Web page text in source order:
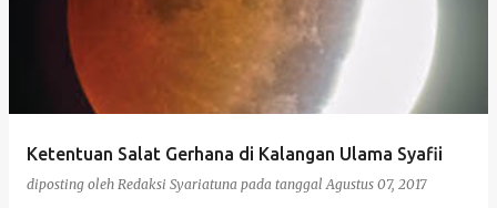
Ketentuan Salat Gerhana di Kalangan Ulama Syafii
diposting oleh Redaksi Syariatuna pada tanggalAgustus 07, 2017